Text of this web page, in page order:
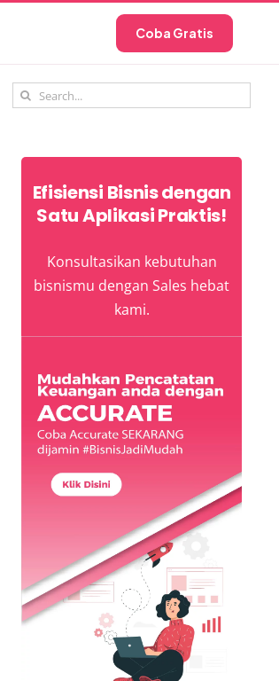
Coba Gratis
Search
Efisiensi Bisnis dengan
Satu Aplikasi Praktis!
Konsultasikan kebutuhan
bisnismu dengan Sales hebat
kami.